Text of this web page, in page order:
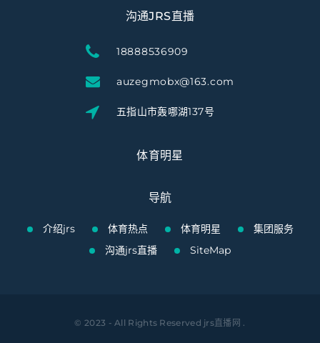
沟通JRS直播
18888536909
auzegmobx@163.com
五指山市轰哪湖137号
体育明星
导航
介绍jrs 体育热点 体育明星
集团服务
沟通jrs直播
SiteMap
© 2023 - All Rights Reserved jrs直播网 .